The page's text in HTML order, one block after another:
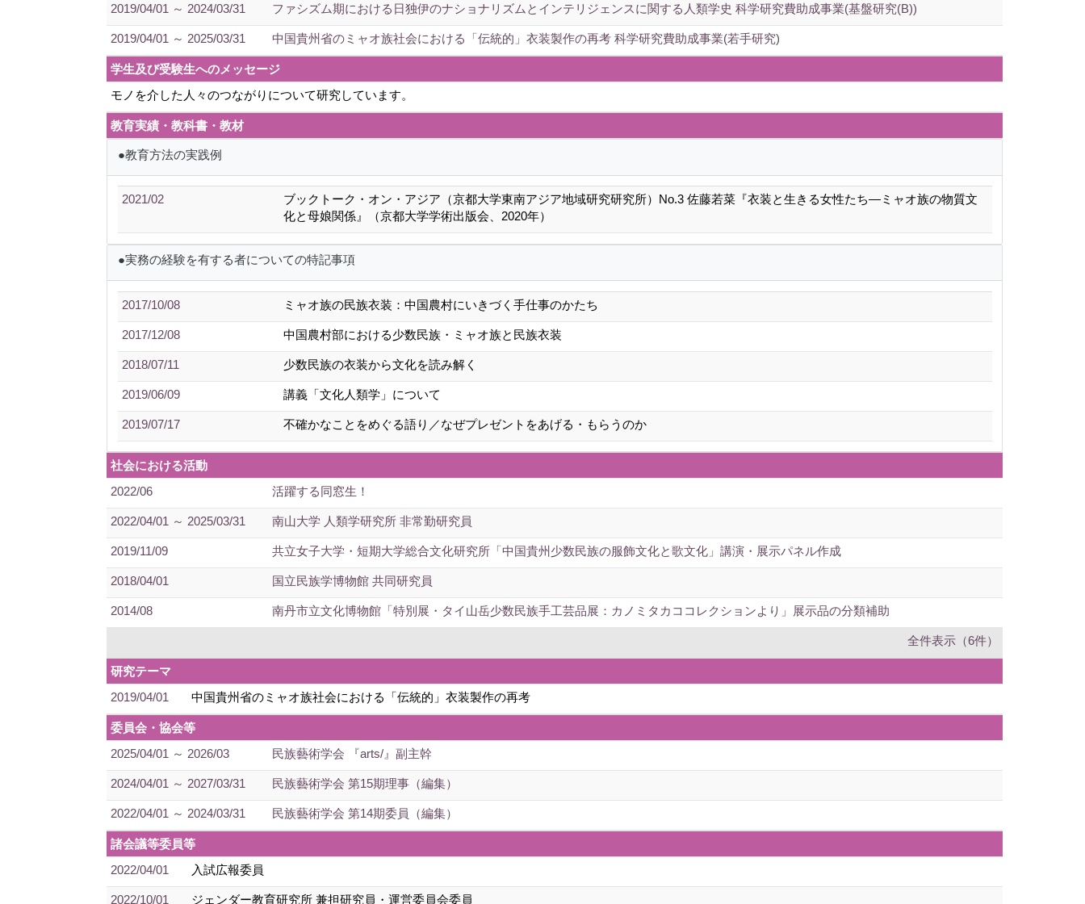
2019/04/01 ～ 2024/03/31 ファシズム期における日独伊のナショナリズムとインテリジェンスに関する人類学史 科学研究費助成事業(基盤研究(B))
2019/04/01 ～ 2025/03/31 中国貴州省のミャオ族社会における「伝統的」衣装製作の再考 科学研究費助成事業(若手研究)
学生及び受験生へのメッセージ
モノを介した人々のつながりについて研究しています。
教育実績・教科書・教材
●教育方法の実践例
2021/02
ブックトーク・オン・アジア（京都大学東南アジア地域研究研究所）No.3 佐藤若菜『衣装と生きる女性たち―ミャオ族の物質文
化と母娘関係』（京都大学学術出版会、2020年）
●実務の経験を有する者についての特記事項
2017/10/08 ミャオ族の民族衣装：中国農村にいきづく手仕事のかたち
2017/12/08 中国農村部における少数民族・ミャオ族と民族衣装
2018/07/11 少数民族の衣装から文化を読み解く
2019/06/09 講義「文化人類学」について
2019/07/17 不確かなことをめぐる語り／なぜプレゼントをあげる・もらうのか
社会における活動
2022/06
活躍する同窓生！
2022/04/01 ～ 2025/03/31 南山大学 人類学研究所 非常勤研究員
2019/11/09 共立女子大学・短期大学総合文化研究所「中国貴州少数民族の服飾文化と歌文化」講演・展示パネル作成
2018/04/01 国立民族学博物館 共同研究員
2014/08 南丹市立文化博物館「特別展・タイ山岳少数民族手工芸品展：カノミタカココレクションより」展示品の分類補助
全件表示（6件）
研究テーマ
2019/04/01
中国貴州省のミャオ族社会における「伝統的」衣装製作の再考
委員会・協会等
2025/04/01 ～ 2026/03
民族藝術学会 『arts/』副主幹
2024/04/01 ～ 2027/03/31 民族藝術学会 第15期理事（編集）
2022/04/01 ～ 2024/03/31 民族藝術学会 第14期委員（編集）
諸会議等委員等
2022/04/01
入試広報委員
2022/10/01 ジェンダー教育研究所 兼担研究員・運営委員会委員